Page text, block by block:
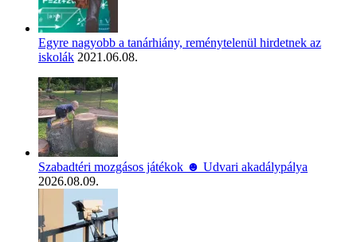
Egyre nagyobb a tanárhiány, reménytelenül hirdetnek az
iskolák 2021.06.08.
Szabadtéri mozgásos játékok ☻ Udvari akadálypálya
2026.08.09.